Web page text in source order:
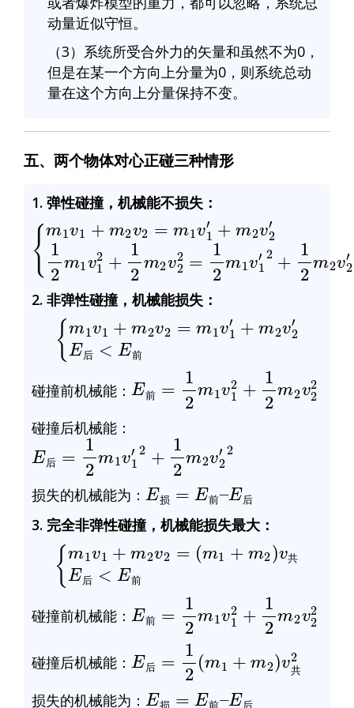
动量近似守恒。
（3）系统所受合外力的矢量和虽然不为0，
但是在某一个方向上分量为0，则系统总动
量在这个方向上分量保持不变。
五、两个物体对心正碰三种情形
1. 弹性碰撞，机械能不损失：
{m1v1+ m2v2=m v
+m2v2 ′12m1v 12 +12m2v22=1 1
2. 非弹性碰撞，机械能损失：
后 前
{m1v1 +m2v2= m 1v1′+ m2v2′E
后< E前
碰撞前机械能： 前
E前
=1 1v 1 m2
碰撞后机械能：
后
E后
=1 1v +12 2
损失的机械能为：
E损 = 前 后
3. 完全非弹性碰撞，机械能损失最大：
{m1v1+m2v2 =(m1+ m2)v共E
后<E前
碰撞前机械能：
E前
=1 1v 1 m2
碰撞后机械能：
E后 2( m 共
2
损失的机械能为：
E损 E前 后